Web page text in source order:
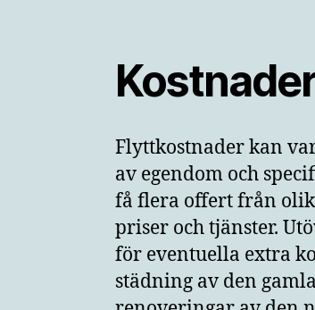
Flyttkostnader kan
av egendom och
få flera offert från
priser och tjänster.
för eventuella extra
städning av den